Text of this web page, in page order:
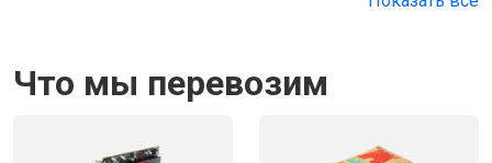
Что мы перевозим